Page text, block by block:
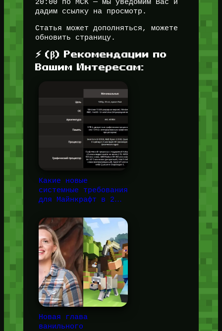
20:00 по МСК — мы уведомим Вас и
дадим ссылку на просмотр.
Статья может дополняться, можете
обновить страницу.
⚡ (β) Рекомендации по
Вашим Интересам:
Какие новые
системные требования
для Майнкрафт в 2…
Новая глава
ванильного